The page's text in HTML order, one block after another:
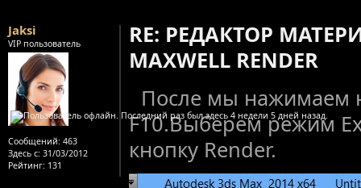
Jaksi
VIP пользователь
Сообщений: 463
Здесь с: 31/03/2012
Рейтинг: 131
RE: РЕДАКТОР
MAXWELL RENDER
После мы нажимаем
F10.Выберем режим
кнопку Render.